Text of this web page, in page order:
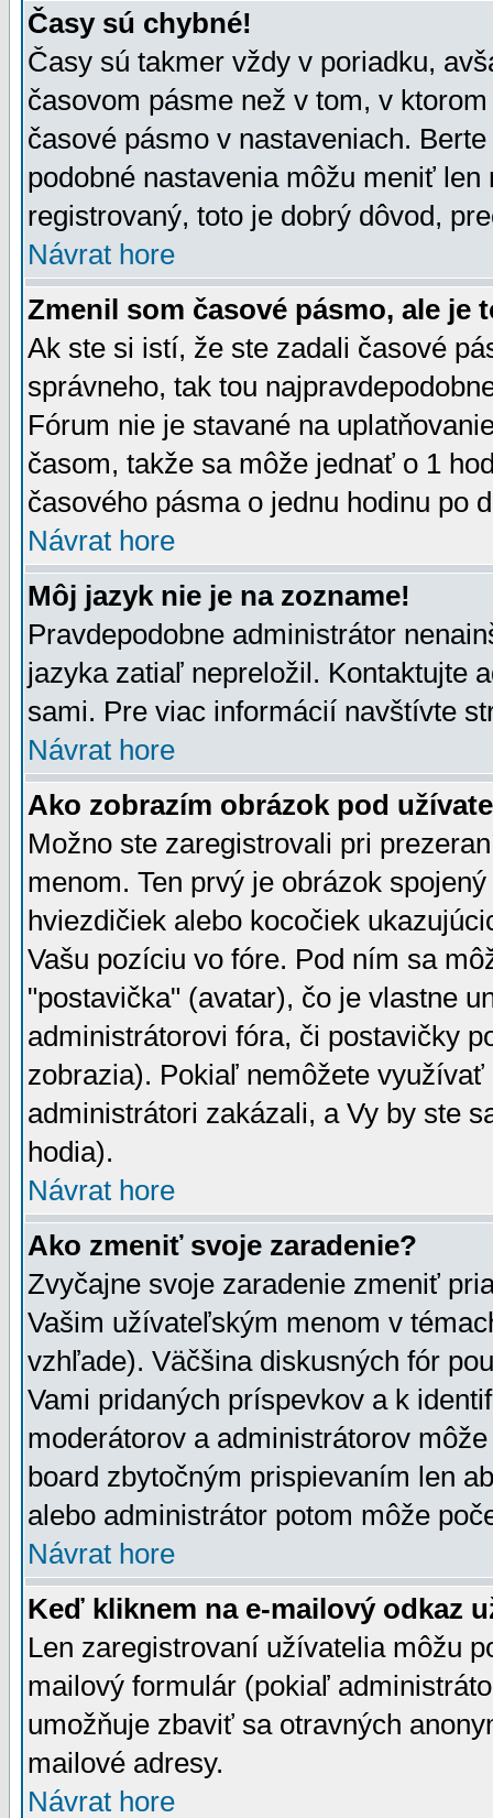
Časy sú chybné!
Časy sú takmer vždy v poriadku,
časovom pásme než v tom, v
časové pásmo v nastaveniach.
podobné nastavenia môžu meniť
registrovaný, toto je dobrý dôvod,
Návrat hore
Zmenil som časové pásmo, ale je
Ak ste si istí, že ste zadali časové
správneho, tak tou
Fórum nie je stavané na
časom, takže sa môže jednať o 1
časového pásma o jednu hodinu po
Návrat hore
Môj jazyk nie je na zozname!
Pravdepodobne administrátor
jazyka zatiaľ nepreložil. Kontaktujte
sami. Pre viac informácií navštívte
Návrat hore
Ako zobrazím obrázok pod
Možno ste zaregistrovali pri
menom. Ten prvý je obrázok
hviezdičiek alebo kocočiek
Vašu pozíciu vo fóre. Pod ním sa
"postavička" (avatar), čo je vlastne
administrátorovi fóra, či postavičky
zobrazia). Pokiaľ nemôžete
administrátori zakázali, a Vy by ste
hodia).
Návrat hore
Ako zmeniť svoje zaradenie?
Zvyčajne svoje zaradenie zmeniť
Vašim užívateľským menom v
vzhľade). Väčšina diskusných fór
Vami pridaných príspevkov a k
moderátorov a administrátorov
board zbytočným prispievaním len
alebo administrátor potom môže
Návrat hore
Keď kliknem na e-mailový odkaz
Len zaregistrovaní užívatelia môžu
mailový formulár (pokiaľ
umožňuje zbaviť sa otravných
mailové adresy.
Návrat hore